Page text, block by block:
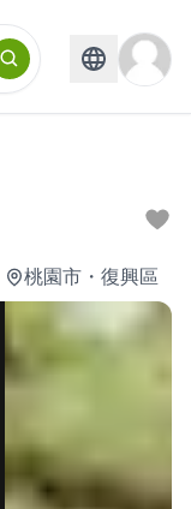
桃園市 ・ 復興區